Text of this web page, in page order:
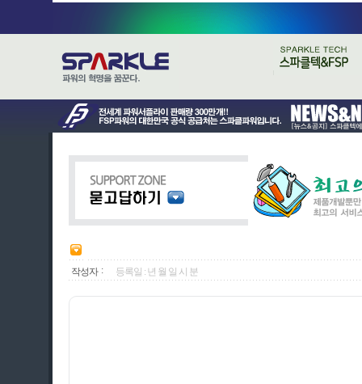
작성자 : 등록일 : 년 월 일 시 분